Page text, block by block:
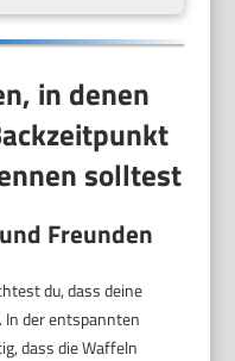
in denen
solltest
Freunden
du, dass deine
In der entspannten
dass die Waffeln